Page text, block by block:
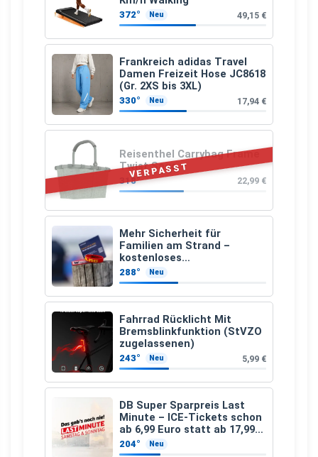
372° Neu 49,15 €
Frankreich adidas Travel
Damen Freizeit Hose JC8618
(Gr. 2XS bis 3XL)
330° Neu 17,94 €
VERPASST
Reisenthel Carrybag Frame
Twist Sage
318° 22,99 €
Mehr Sicherheit für
Familien am Strand –
kostenloses
Kindersuchband der DLRG
288° Neu
Fahrrad Rücklicht Mit
Bremsblinkfunktion (StVZO
zugelassenen)
243° Neu 5,99 €
DB Super Sparpreis Last
Minute – ICE-Tickets schon
ab 6,99 Euro statt ab 17,99
Euro
204° Neu